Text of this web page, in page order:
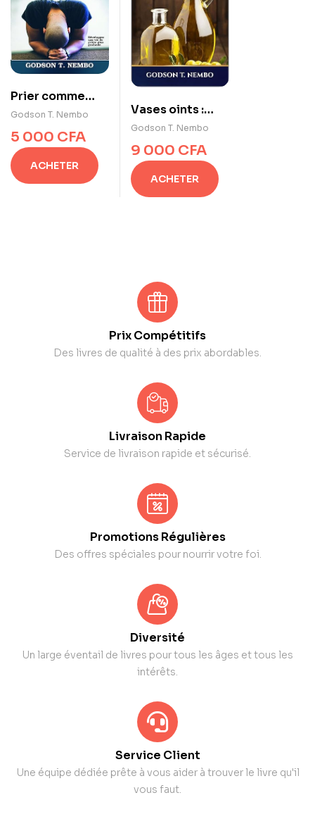
Prier comme
Jésus : Les 10 «
Ps » de la vie de
prière de Jésus
Godson T. Nembo
5 000 CFA
ACHETER
Vases oints :
Festival de feu
Godson T. Nembo
9 000 CFA
ACHETER
Prix Compétitifs
Des livres de qualité à des prix abordables.
Livraison Rapide
Service de livraison rapide et sécurisé.
Promotions Régulières
Des offres spéciales pour nourrir votre foi.
Diversité
Un large éventail de livres pour tous les âges et tous les
intérêts.
Service Client
Une équipe dédiée prête à vous aider à trouver le livre qu'il
vous faut.